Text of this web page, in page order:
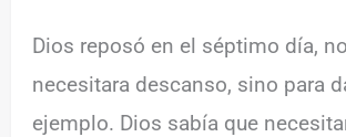
Dios reposó en el séptimo día,
necesitara descanso, sino para
ejemplo. Dios sabía que